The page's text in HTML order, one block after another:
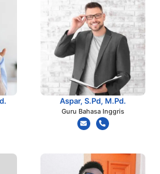
Aspar, S.Pd, M.Pd.
Guru Bahasa Inggris